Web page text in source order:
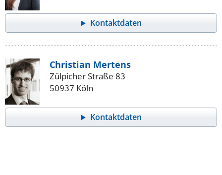
Kontaktdaten
Christian Mertens
Zülpicher Straße 83
50937 Köln
Kontaktdaten